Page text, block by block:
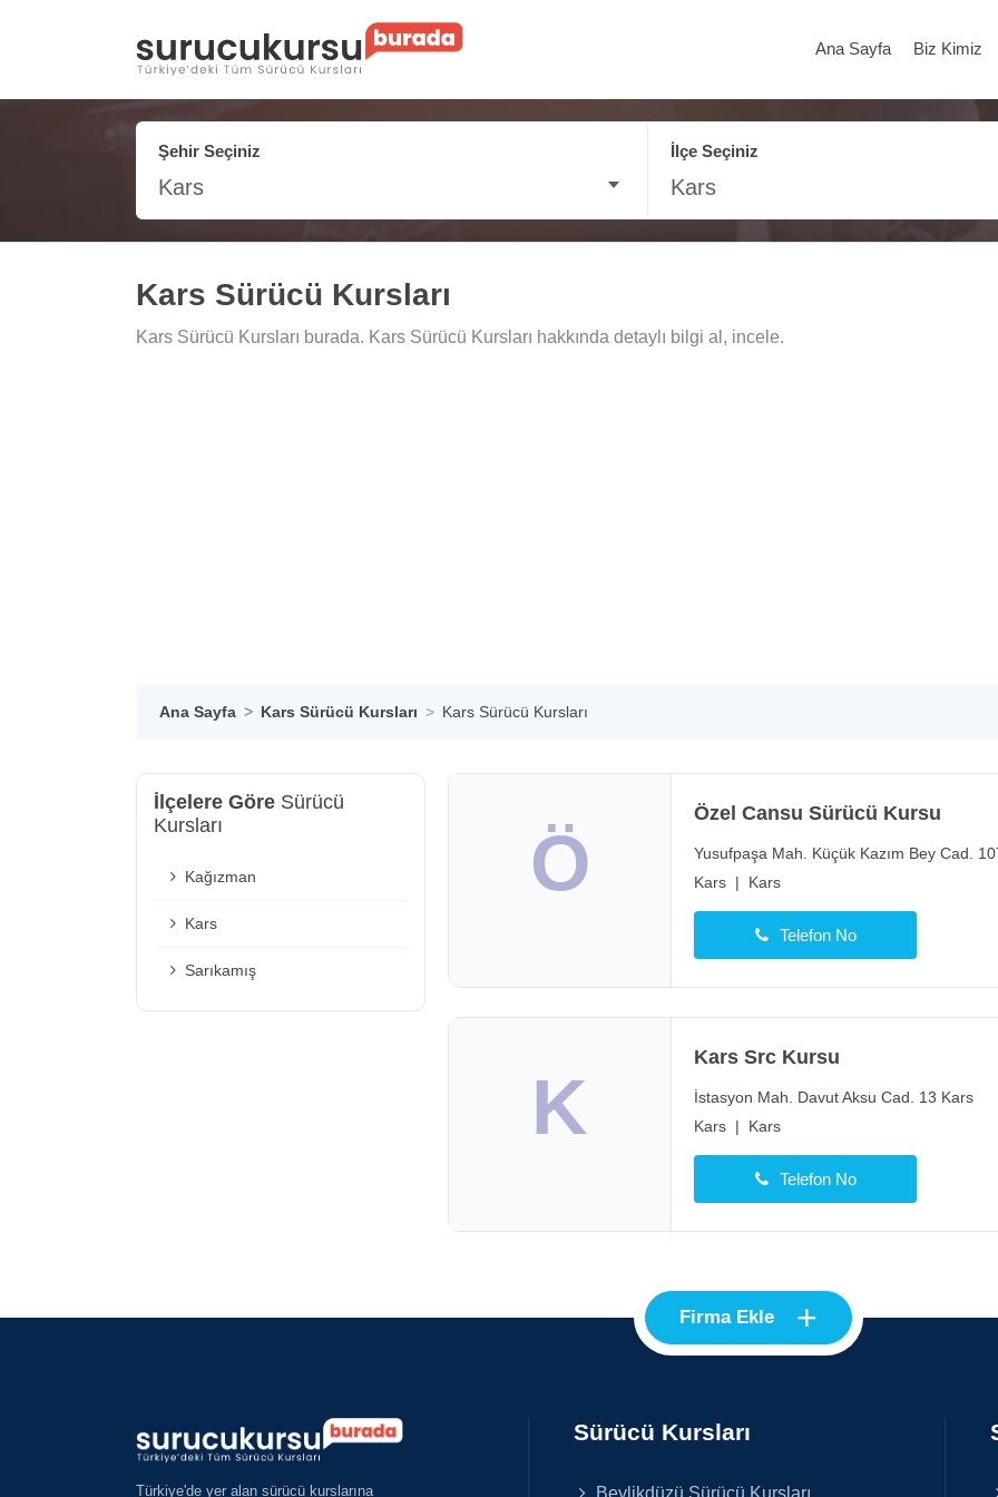
Ana Sayfa Biz Kimiz
Şehir Seçiniz
Kars
İlçe Seçiniz
Kars
Kars Sürücü Kursları
Kars Sürücü Kursları burada. Kars Sürücü Kursları hakkında detaylı bilgi al, incele.
Ana Sayfa Kars Sürücü Kursları Kars Sürücü Kursları
İlçelere Göre Sürücü
Kursları
Kağızman
Kars
Sarıkamış
Ö
Özel Cansu Sürücü Kursu
Yusufpaşa Mah. Küçük Kazım Bey Cad.
Kars | Kars
Telefon No
K
Kars Src Kursu
İstasyon Mah. Davut Aksu Cad. 13 Kars
Kars | Kars
Telefon No
Firma Ekle +
Türkiye'de yer alan sürücü kurslarına
Sürücü Kursları
Beylikdüzü Sürücü Kursları